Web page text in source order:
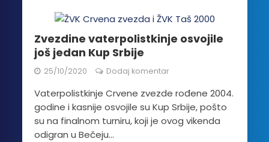
Zvezdine vaterpolistkinje osvojile
još jedan Kup Srbije
25/10/2020 Dodaj komentar
Vaterpolistkinje Crvene zvezde rođene 2004.
godine i kasnije osvojile su Kup Srbije, pošto
su na finalnom turniru, koji je ovog vikenda
odigran u Bečeju...